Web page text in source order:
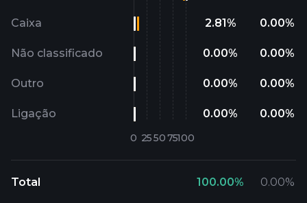
Caixa 2.81% 0.00%
Não classificado 0.00% 0.00%
Outro 0.00% 0.00%
Ligação 0.00% 0.00%
Total 100.00% 0.00%